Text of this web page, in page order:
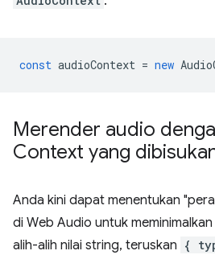
const audioContext = new
Merender audio
Context yang
Anda kini dapat menentukan
di Web Audio untuk
alih-alih nilai string, teruskan {